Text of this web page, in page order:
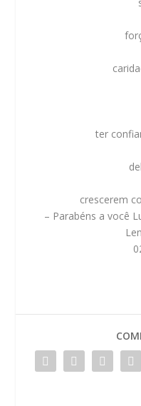
ter
crescerem
– Parabéns a você